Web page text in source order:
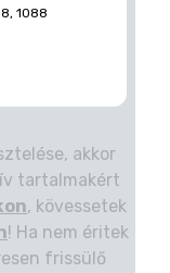
1088
akkor
tartalmakért
, kövessetek
! Ha nem éritek
frissülő